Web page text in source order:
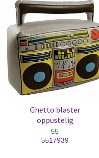
Ghetto blaster
oppustelig
55
5517939